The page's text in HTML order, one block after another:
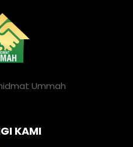
Ummah
KAMI